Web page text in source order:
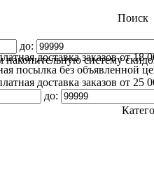
Поиск
до:
систему
доставка заказов от
посылка без объявленной
доставка заказов от
до: